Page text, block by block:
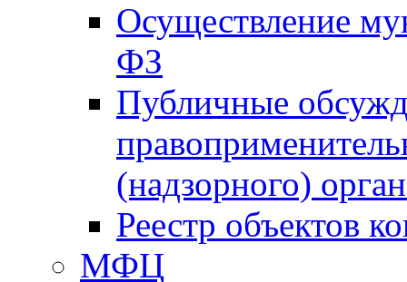
Осуществление
ФЗ
Публичные
(надзорного)
Реестр объектов
МФЦ